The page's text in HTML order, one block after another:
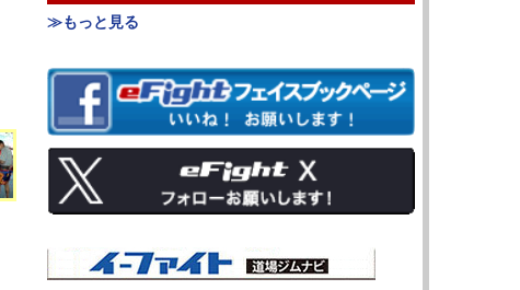
≫もっと見る